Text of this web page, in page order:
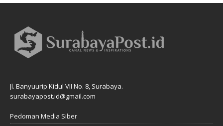
Jl. Banyuurip Kidul VII No. 8, Surabaya.
surabayapost.id@gmail.com
Pedoman Media Siber